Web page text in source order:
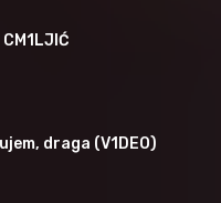
draga (V1DEO)